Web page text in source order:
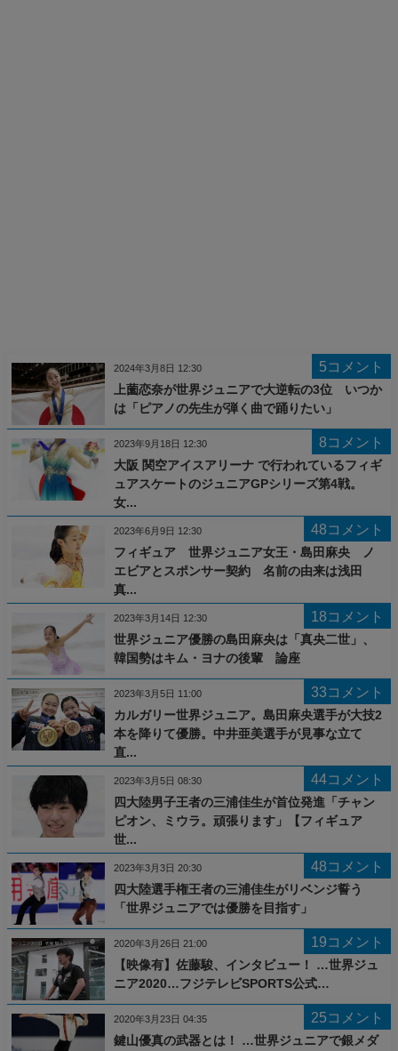
5コメント
上薗恋奈が世界ジュニアで大逆転の3位 いつか
は「ピアノの先生が弾く曲で踊りたい」
2024年3月8日 12:30
8コメント
大阪 関空アイスアリーナ で行われているフィギ
ュアスケートのジュニアGPシリーズ第4戦。
女...
2023年9月18日 12:30
48コメント
フィギュア 世界ジュニア女王・島田麻央 ノ
エビアとスポンサー契約 名前の由来は浅田
真...
2023年6月9日 12:30
18コメント
世界ジュニア優勝の島田麻央は「真央二世」、
韓国勢はキム・ヨナの後輩 論座
2023年3月14日 12:30
33コメント
カルガリー世界ジュニア。島田麻央選手が大技2
本を降りて優勝。中井亜美選手が見事な立て
直...
2023年3月5日 11:00
44コメント
四大陸男子王者の三浦佳生が首位発進「チャン
ピオン、ミウラ。頑張ります」【フィギュア
世...
2023年3月5日 08:30
48コメント
四大陸選手権王者の三浦佳生がリベンジ誓う
「世界ジュニアでは優勝を目指す」
2023年3月3日 20:30
19コメント
【映像有】佐藤駿、インタビュー！ …世界ジュ
ニア2020…フジテレビSPORTS公式…
2020年3月26日 21:00
25コメント
鍵山優真の武器とは！ …世界ジュニアで銀メダ
2020年3月23日 04:35